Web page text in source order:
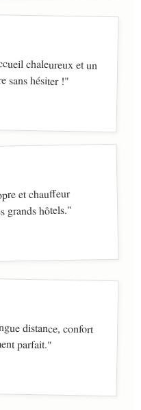
chaleureux et un
sans hésiter !"
et chauffeur
grands hôtels."
distance, confort
parfait."